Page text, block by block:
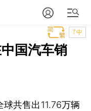
T中
国汽车销
球共售出11.76万辆